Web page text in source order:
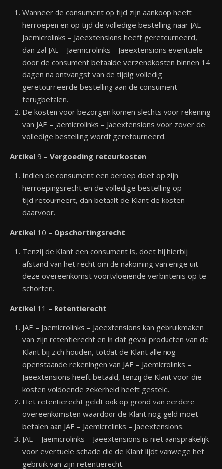
Wanneer de consument op tijd zijn aankoop heeft
herroepen en op tijd de volledige bestelling naar JAE –
Jaemicrolinks – Jaeextensions heeft geretourneerd,
dan zal JAE – Jaemicrolinks – Jaeextensions eventuele
door de consument betaalde verzendkosten binnen 14
dagen na ontvangst van de tijdig volledig
geretourneerde bestelling aan de consument
terugbetalen.
De kosten voor bezorgen komen slechts voor rekening
van JAE – Jaemicrolinks – Jaeextensions voor zover de
volledige bestelling wordt geretourneerd.
Artikel 9 – Vergoeding retourkosten
Indien de consument een beroep doet op zijn
herroepingsrecht en de volledige bestelling op
tijd retourneert, dan betaalt de Klant de kosten
daarvoor.
Artikel 10 – Opschortingsrecht
Tenzij de Klant een consument is, doet hij hierbij
afstand van het recht om de nakoming van enige uit
deze overeenkomst voortvloeiende verbintenis op te
schorten.
Artikel 11 – Retentierecht
JAE – Jaemicrolinks – Jaeextensions kan gebruikmaken
van zijn retentierecht en in dat geval producten van de
Klant bij zich houden, totdat de Klant alle nog
openstaande rekeningen van JAE – Jaemicrolinks –
Jaeextensions heeft betaald, tenzij de Klant voor die
kosten voldoende zekerheid heeft gesteld.
Het retentierecht geldt ook op grond van eerdere
overeenkomsten waardoor de Klant nog geld moet
betalen aan JAE – Jaemicrolinks – Jaeextensions.
JAE – Jaemicrolinks – Jaeextensions is niet aansprakelijk
voor eventuele schade die de Klant lijdt vanwege het
gebruik van zijn retentierecht.